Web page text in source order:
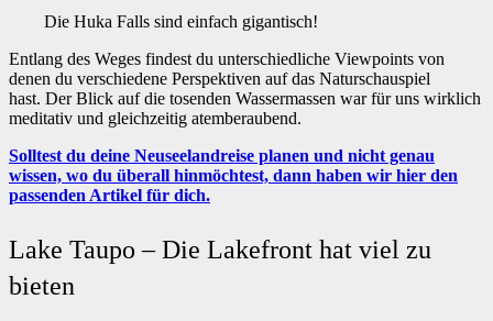
Die Huka Falls sind einfach gigantisch!
Entlang des Weges findest du unterschiedliche Viewpoints von
denen du verschiedene Perspektiven auf das Naturschauspiel
hast. Der Blick auf die tosenden Wassermassen war für uns wirklich
meditativ und gleichzeitig atemberaubend.
Solltest du deine Neuseelandreise planen und nicht genau
wissen, wo du überall hinmöchtest, dann haben wir hier den
passenden Artikel für dich.
Lake Taupo – Die Lakefront hat viel zu
bieten